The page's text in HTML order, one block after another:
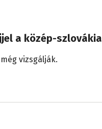
a közép-
vizsgálják.